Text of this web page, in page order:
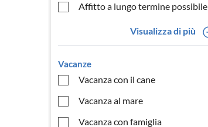
Affitto a lungo termine possibile
Visualizza di più
Vacanze
Vacanza con il cane
Vacanza al mare
Vacanza con famiglia